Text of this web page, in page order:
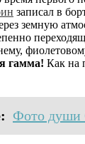
записал в
земную
гамма! Как на
Фото души